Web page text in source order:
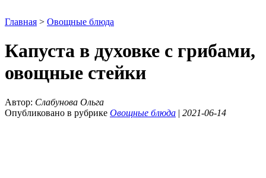
Главная > Овощные блюда
Капуста в духовке с грибами,
овощные стейки
Автор: Слабунова Ольга
Опубликовано в рубрике Овощные блюда | 2021-06-14